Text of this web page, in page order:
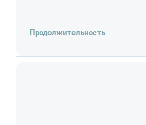
❗ Обратите внимание
Фирма оставляет за собой
Продолжительность